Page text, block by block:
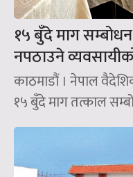
१५ बुँदे माग
नपठाउने
काठमाडौं । नेपाल
१५ बुँदे माग तत्काल